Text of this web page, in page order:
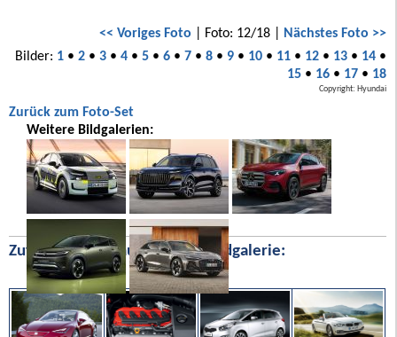
<< Voriges Foto | Foto: 12/18 | Nächstes Foto >>
Bilder: 1• 2• 3• 4• 5• 6• 7• 8• 9• 10• 11• 12• 13• 14•
15• 16• 17• 18
Copyright: Hyundai
Zurück zum Foto-Set
Weitere Bildgalerien:
Zufällige Bilder aus unserer Bildgalerie: